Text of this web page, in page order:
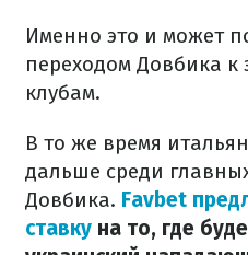
Именно это и может
переходом Довбика к
клубам.
В то же время
дальше среди
Довбика. Favbet
ставку на то, где